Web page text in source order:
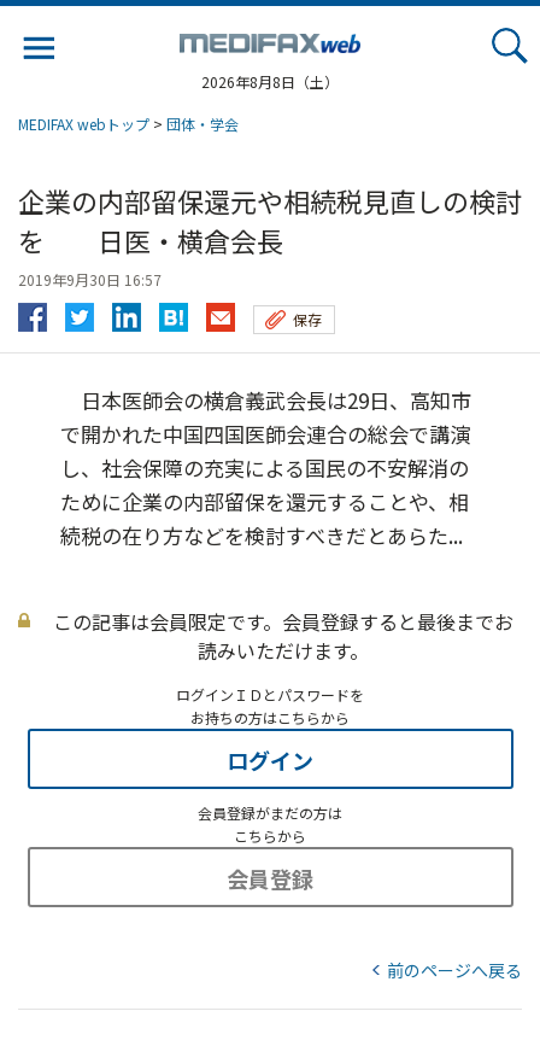
2026年8月8日（土）
MEDIFAX webトップ > 団体・学会
企業の内部留保還元や相続税見直しの検討
を 日医・横倉会長
2019年9月30日 16:57
保存
日本医師会の横倉義武会長は29日、高知市
で開かれた中国四国医師会連合の総会で講演
し、社会保障の充実による国民の不安解消の
ために企業の内部留保を還元することや、相
続税の在り方などを検討すべきだとあらた...
この記事は会員限定です。会員登録すると最後までお
読みいただけます。
ログインＩＤとパスワードを
お持ちの方はこちらから
ログイン
会員登録がまだの方は
こちらから
会員登録
前のページへ戻る